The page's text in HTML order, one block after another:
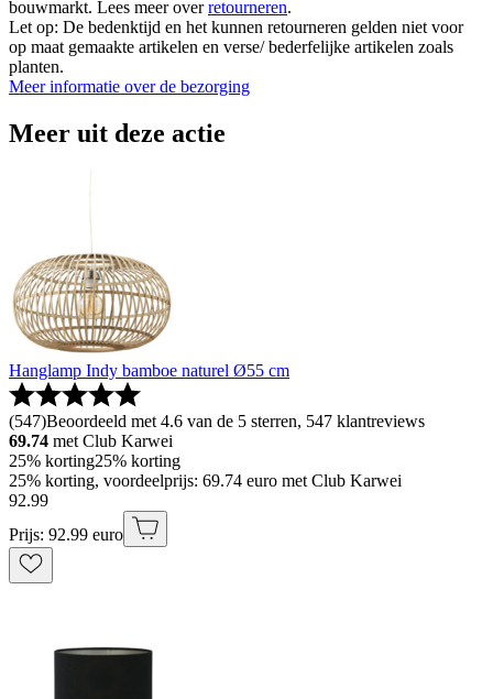
bouwmarkt. Lees meer overretourneren.
Let op: De bedenktijd en het kunnen retourneren gelden niet voor
op maat gemaakte artikelen en verse/ bederfelijke artikelen zoals
planten.
Meer informatie over de bezorging
Meer uit deze actie
Hanglamp Indy bamboe naturel Ø55 cm
(547)Beoordeeld met 4.6 van de 5 sterren, 547 klantreviews
69.74 met Club Karwei
25% korting25% korting
25% korting, voordeelprijs: 69.74 euro met Club Karwei
92.99
Prijs: 92.99 euro